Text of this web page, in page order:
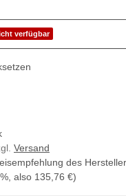
verfügbar
Versand
des
, also 135,76 €)